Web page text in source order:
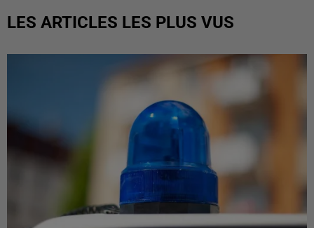
LES ARTICLES LES PLUS VUS